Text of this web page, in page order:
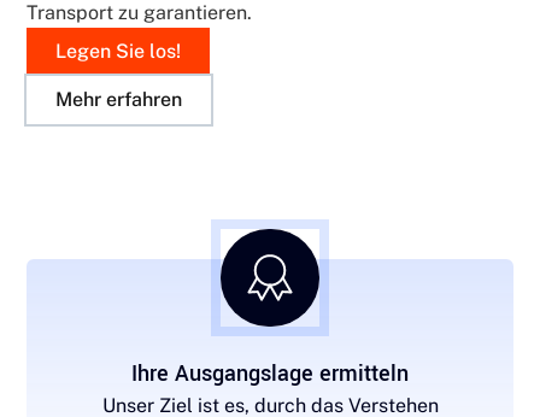
Transport zu garantieren.
Legen Sie los!
Mehr erfahren
Ihre Ausgangslage ermitteln
Unser Ziel ist es, durch das Verstehen